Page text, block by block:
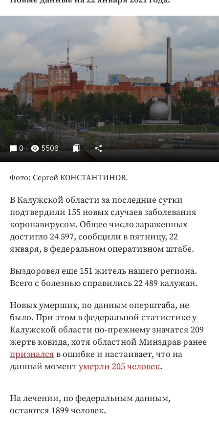
Криминал
Недвижимость и ЖКХ
Образование
Общество
Погода
Праздники
Происшествия
Спорт
Экономика и бизнес
ПРОЕКТЫ
Блоги
Медиаперсона
Интересное чтиво
Клиника года
Бренд года
Работодатель года
0 5506
Фото: Сергей КОНСТАНТИНОВ.
В Калужской области за последние сутки
подтвердили 155 новых случаев заболевания
коронавирусом. Общее число зараженных
достигло 24 597, сообщили в пятницу, 22
января, в федеральном оперативном штабе.
Выздоровел еще 151 житель нашего региона.
Всего с болезнью справились 22 489 калужан.
Новых умерших, по данным оперштаба, не
было. При этом в федеральной статистике у
Калужской области по-прежнему значатся 209
жертв ковида, хотя областной Минздрав ранее
признался в ошибке и настаивает, что на
данный момент умерли 205 человек.
На лечении, по федеральным данным,
остаются 1899 человек.